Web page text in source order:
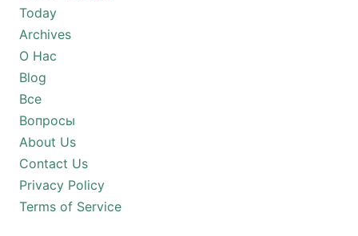
Today
Archives
О Нас
Blog
Все
Вопросы
About Us
Contact Us
Privacy Policy
Terms of Service